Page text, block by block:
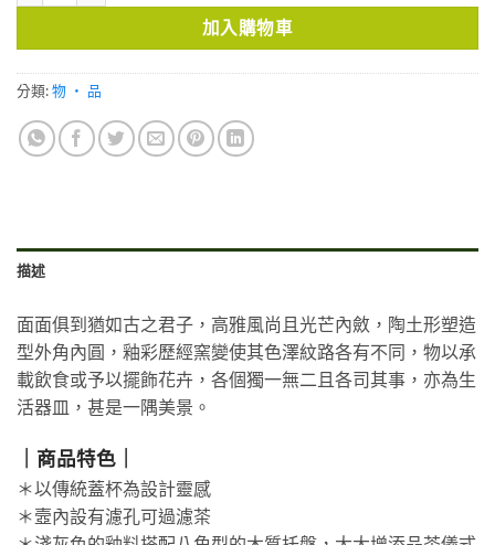
加入購物車
分類:物 ・ 品
描述
面面俱到猶如古之君子，高雅風尚且光芒內斂，陶土形塑造
型外角內圓，釉彩歷經窯變使其色澤紋路各有不同，物以承
載飲食或予以擺飾花卉，各個獨一無二且各司其事，亦為生
活器皿，甚是一隅美景。
｜商品特色｜
＊以傳統蓋杯為設計靈感
＊壼內設有濾孔可過濾茶